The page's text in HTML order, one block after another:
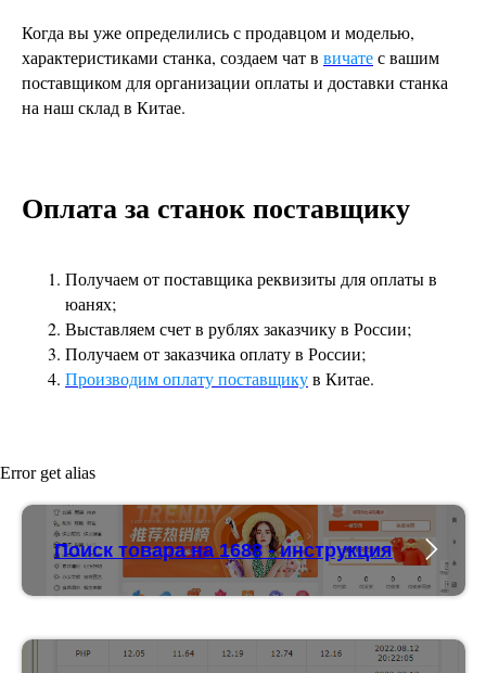
Когда вы уже определились с продавцом и моделью,
характеристиками станка, создаем чат в вичатес вашим
поставщиком для организации оплаты и доставки станка
на наш склад в Китае.
Оплата за станок поставщику
Получаем от поставщика реквизиты для оплаты в
юанях;
Выставляем счет в рублях заказчику в России;
Получаем от заказчика оплату в России;
Производим оплату поставщикув Китае.
Error get alias
Поиск товара на 1688 - инструкция